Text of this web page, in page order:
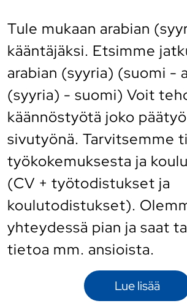
Tule mukaan arabian
kääntäjäksi. Etsimme
arabian (syyria) (suomi -
(syyria) - suomi) Voit
käännöstyötä joko
sivutyönä. Tarvitsemme
työkokemuksesta ja
(CV + työtodistukset ja
koulutodistukset).
yhteydessä pian ja saat
tietoa mm. ansioista.
Lue lisää